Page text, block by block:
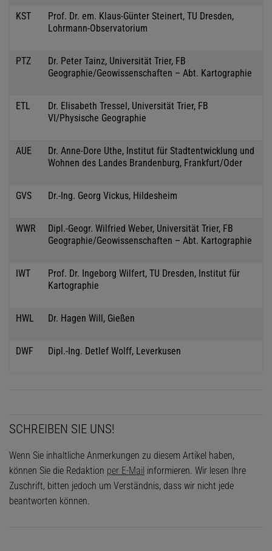
KST
Prof. Dr. em. Klaus-Günter Steinert, TU Dresden,
Lohrmann-Observatorium
PTZ
Dr. Peter Tainz, Universität Trier, FB
Geographie/Geowissenschaften – Abt. Kartographie
ETL
Dr. Elisabeth Tressel, Universität Trier, FB
VI/Physische Geographie
AUE
Dr. Anne-Dore Uthe, Institut für Stadtentwicklung und
Wohnen des Landes Brandenburg, Frankfurt/Oder
GVS Dr.-Ing. Georg Vickus, Hildesheim
WWR
Dipl.-Geogr. Wilfried Weber, Universität Trier, FB
Geographie/Geowissenschaften – Abt. Kartographie
IWT
Prof. Dr. Ingeborg Wilfert, TU Dresden, Institut für
Kartographie
HWL Dr. Hagen Will, Gießen
DWF Dipl.-Ing. Detlef Wolff, Leverkusen
SCHREIBEN SIE UNS!
Wenn Sie inhaltliche Anmerkungen zu diesem Artikel haben,
können Sie die Redaktion per E-Mail informieren. Wir lesen Ihre
Zuschrift, bitten jedoch um Verständnis, dass wir nicht jede
beantworten können.